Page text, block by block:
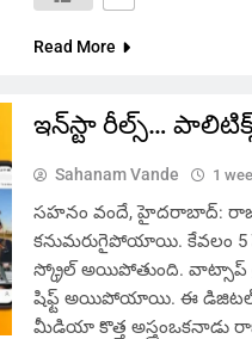
Read More
ఇన్‌స్టా రీల్స్…
Sahanam Vande 1
సహనం వందే, హైదరాబాద్:
కనుమరుగైపోయాయి. కేవలం 5
స్క్రోల్ అయిపోతుంది. వాట్సాప్
షిఫ్ట్ అయిపోయాయి. ఈ డిజిటల్
మీడియా కొత్త అస్త్రంఒకనాడు